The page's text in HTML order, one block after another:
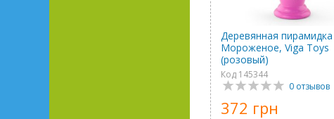
Деревянная пирамидка
Мороженое, Viga Toys
(розовый)
Код 145344
0 отзывов
372 грн